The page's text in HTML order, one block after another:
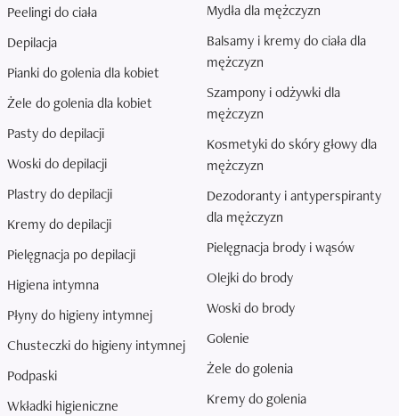
Peelingi do ciała
Depilacja
Pianki do golenia dla kobiet
Żele do golenia dla kobiet
Pasty do depilacji
Woski do depilacji
Plastry do depilacji
Kremy do depilacji
Pielęgnacja po depilacji
Higiena intymna
Płyny do higieny intymnej
Chusteczki do higieny intymnej
Podpaski
Wkładki higieniczne
Mydła dla mężczyzn
Balsamy i kremy do ciała dla
mężczyzn
Szampony i odżywki dla
mężczyzn
Kosmetyki do skóry głowy dla
mężczyzn
Dezodoranty i antyperspiranty
dla mężczyzn
Pielęgnacja brody i wąsów
Olejki do brody
Woski do brody
Golenie
Żele do golenia
Kremy do golenia